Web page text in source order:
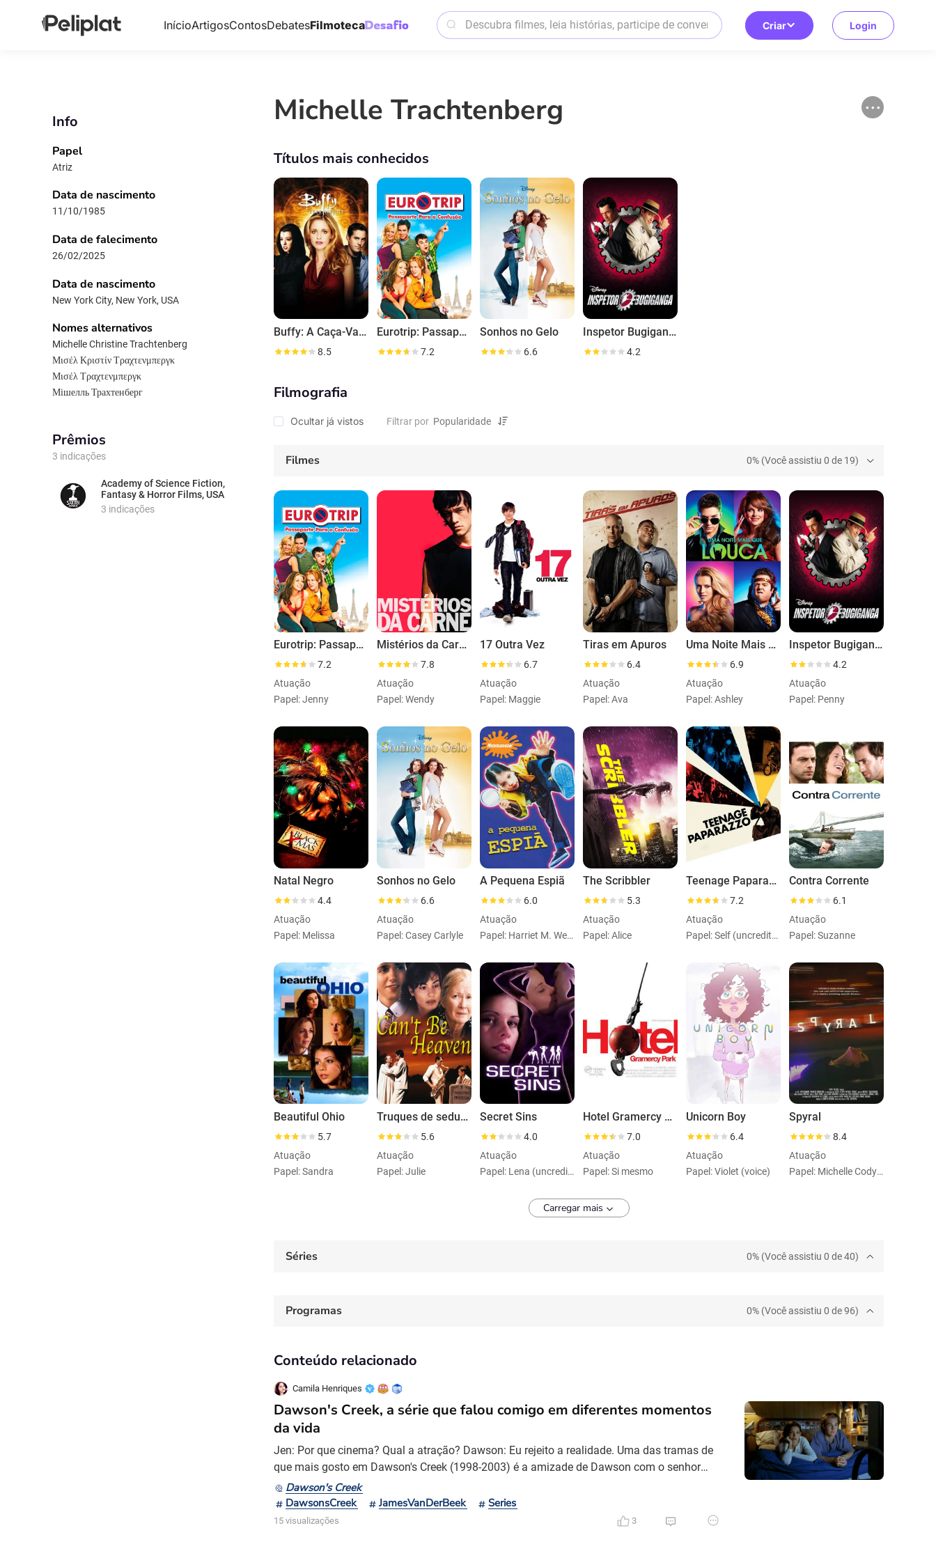
InícioArtigosContosDebatesFilmoteca Criar Login
Info
Papel
Atriz
Data de nascimento
11/10/1985
Data de falecimento
26/02/2025
Data de nascimento
New York City, New York, USA
Nomes alternativos
Michelle Christine Trachtenberg
Μισέλ Κριστίν Τραχτενμπεργκ
Μισέλ Τραχτενμπεργκ
Мішелль Трахтенберг
Prêmios
3 indicações
Academy of Science Fiction,
Fantasy & Horror Films, USA
3 indicações
Michelle Trachtenberg
Títulos mais conhecidos
Buffy: A Caça-Vampiros
8.5
Eurotrip: Passaporte para a Confusão
7.2
Sonhos no Gelo
6.6
Inspetor Bugiganga
4.2
Filmografia
Ocultar já vistos Filtrar por
Filmes 0% (Você assistiu 0 de 19)
Eurotrip: Passaporte para a Confusão
7.2
Atuação
Papel: Jenny
Mistérios da Carne
7.8
Atuação
Papel: Wendy
17 Outra Vez
6.7
Atuação
Papel: Maggie
Tiras em Apuros
6.4
Atuação
Papel: Ava
Uma Noite Mais Que Louca
6.9
Atuação
Papel: Ashley
Inspetor Bugiganga
4.2
Atuação
Papel: Penny
Natal Negro
4.4
Atuação
Papel: Melissa
Sonhos no Gelo
6.6
Atuação
Papel: Casey Carlyle
A Pequena Espiã
6.0
Atuação
Papel: Harriet M. Welsch
The Scribbler
5.3
Atuação
Papel: Alice
Teenage Paparazzo
7.2
Atuação
Papel: Self (uncredited)
Contra Corrente
6.1
Atuação
Papel: Suzanne
Beautiful Ohio
5.7
Atuação
Papel: Sandra
Truques de sedução
5.6
Atuação
Papel: Julie
Secret Sins
4.0
Atuação
Papel: Lena (uncredited)
Hotel Gramercy Park
7.0
Atuação
Papel: Si mesmo
Unicorn Boy
6.4
Atuação
Papel: Violet (voice)
Spyral
8.4
Atuação
Papel: Michelle Cody White (voice)
Carregar mais
Séries 0% (Você assistiu 0 de 40)
Programas 0% (Você assistiu 0 de 96)
Conteúdo relacionado
Camila Henriques
Dawson's Creek, a série que falou comigo em diferentes momentos
da vida
Jen: Por que cinema? Qual a atração? Dawson: Eu rejeito a realidade. Uma das tramas de
que mais gosto em Dawson's Creek (1998-2003) é a amizade de Dawson com o senhor
Brooks, na quarta temporada. Com o coração partido pelo término do namoro com a Joey,
o personagem de James Van Der Beek cria um laço com o idoso solitário e as cenas em
que ele conquista a confiança de Brooks são bem bonitas. Contar
Dawson's Creek
DawsonsCreek
JamesVanDerBeek Series
15 visualizações 3